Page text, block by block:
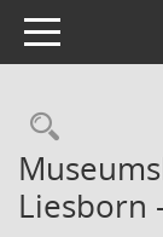
Toggle navigation
Liesborn